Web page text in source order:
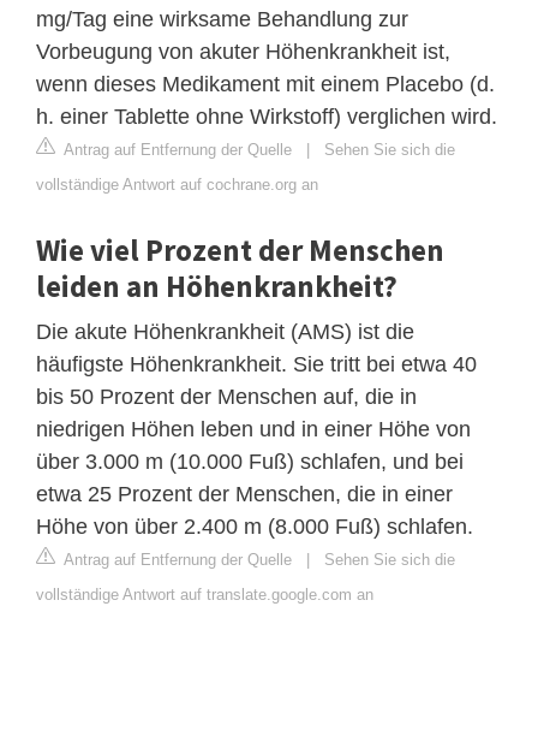
mg/Tag eine wirksame Behandlung zur
Vorbeugung von akuter Höhenkrankheit ist,
wenn dieses Medikament mit einem Placebo (d.
h. einer Tablette ohne Wirkstoff) verglichen wird.
Antrag auf Entfernung der Quelle | Sehen Sie sich die
vollständige Antwort auf cochrane.org an
Wie viel Prozent der Menschen
leiden an Höhenkrankheit?
Die akute Höhenkrankheit (AMS) ist die
häufigste Höhenkrankheit. Sie tritt bei etwa 40
bis 50 Prozent der Menschen auf, die in
niedrigen Höhen leben und in einer Höhe von
über 3.000 m (10.000 Fuß) schlafen, und bei
etwa 25 Prozent der Menschen, die in einer
Höhe von über 2.400 m (8.000 Fuß) schlafen.
Antrag auf Entfernung der Quelle | Sehen Sie sich die
vollständige Antwort auf translate.google.com an